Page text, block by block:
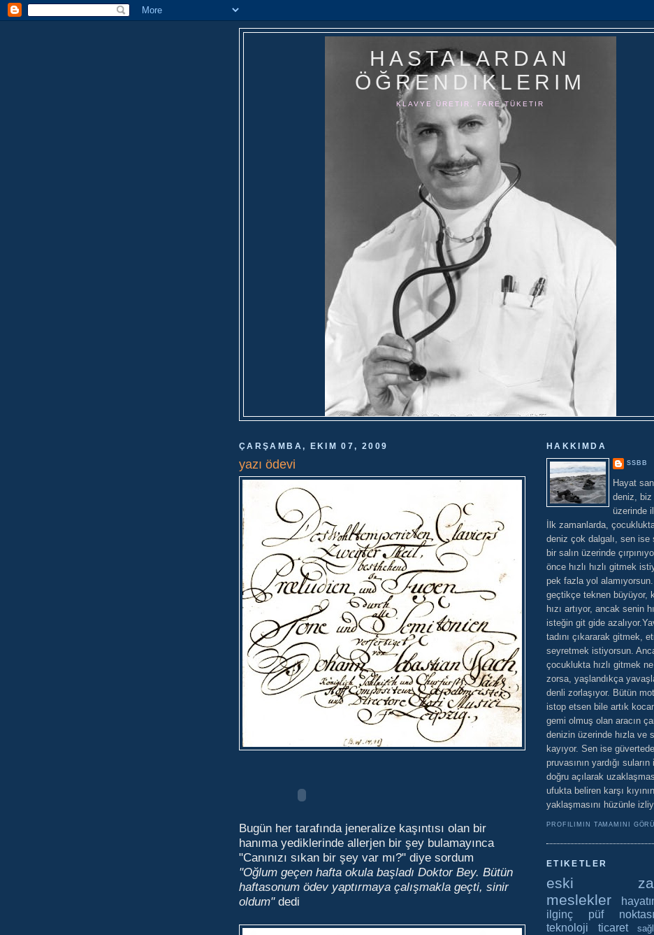
HASTALARDAN
ÖĞRENDIKLERIM
KLAVYE ÜRETIR, FARE TÜKETIR
ÇARŞAMBA, EKIM 07, 2009
yazı ödevi
Bugün her tarafında jeneralize kaşıntısı olan bir
hanıma yediklerinde allerjen bir şey bulamayınca
"Canınızı sıkan bir şey var mı?" diye sordum
"Oğlum geçen hafta okula başladı Doktor Bey. Bütün
haftasonum ödev yaptırmaya çalışmakla geçti, sinir
oldum" dedi
HAKKIMDA
SSBB
Hayat
deniz,
üzerinde
İlk zamanlarda,
deniz çok dalgalı, sen ise
bir salın üzerinde
önce hızlı hızlı gitmek
pek fazla yol
geçtikçe teknen büyüyor,
hızı artıyor, ancak senin
isteğin git gide
tadını çıkararak gitmek,
seyretmek istiyorsun.
çocuklukta hızlı gitmek
zorsa, yaşlandıkça
denli zorlaşıyor. Bütün
istop etsen bile artık
gemi olmuş olan aracın
denizin üzerinde hızla ve
kayıyor. Sen ise
pruvasının yardığı
doğru açılarak
ufukta beliren karşı
yaklaşmasını hüzünle
PROFILIMIN TAMAMINI
ETIKETLER
eski
meslekler
ilginç
püf noktası
teknoloji
ticaret